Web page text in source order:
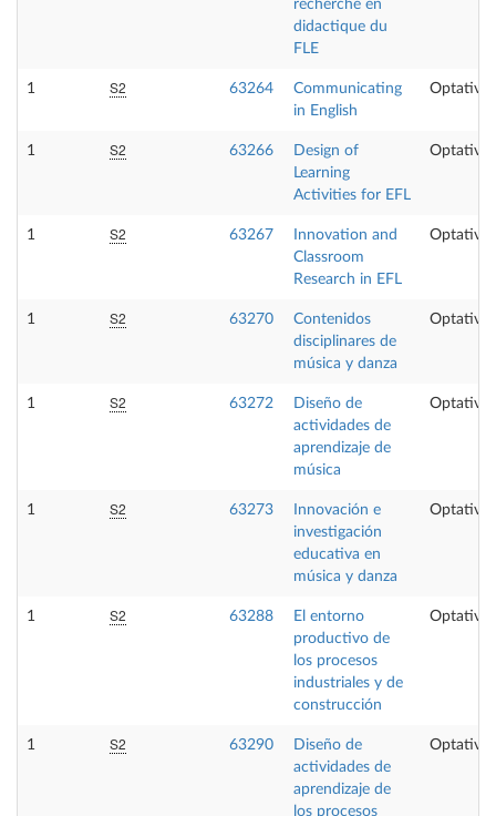
recherche en
didactique du
FLE
1 S2 63264
Communicating
in English
Optativa
1 S2 63266
Design of
Learning
Activities for EFL
Optativa
1 S2 63267
Innovation and
Classroom
Research in EFL
Optativa
1 S2 63270
Contenidos
disciplinares de
música y danza
Optativa
1 S2 63272
Diseño de
actividades de
aprendizaje de
música
Optativa
1 S2 63273
Innovación e
investigación
educativa en
música y danza
Optativa
1 S2 63288
El entorno
productivo de
los procesos
industriales y de
construcción
Optativa
1 S2 63290
Diseño de
actividades de
aprendizaje de
los procesos
Optativa